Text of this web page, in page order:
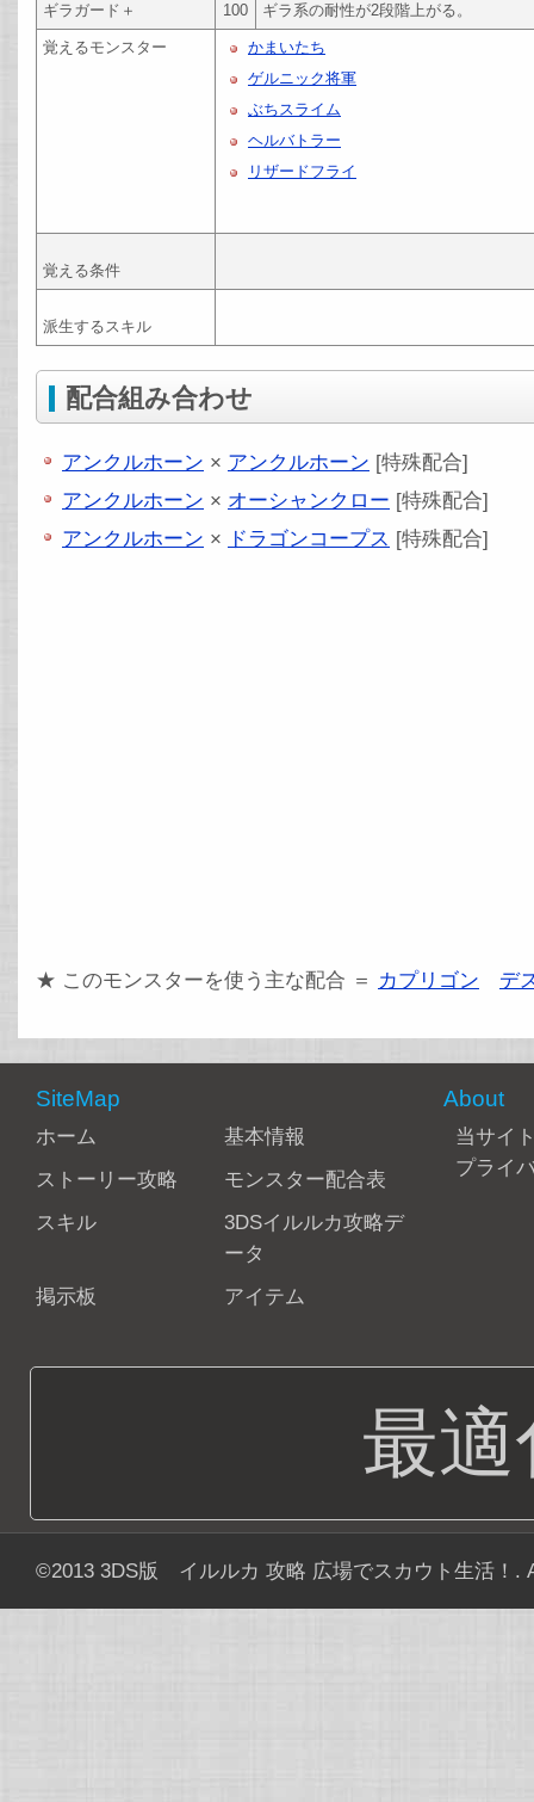
ギラガード＋ 100 ギラ系の耐性が2段階上がる。
覚えるモンスター
かまいたち
ゲルニック将軍
ぶちスライム
ヘルバトラー
リザードフライ
覚える条件
派生するスキル
配合組み合わせ
アンクルホーン × アンクルホーン [特殊配合]
アンクルホーン × オーシャンクロー [特殊配合]
アンクルホーン × ドラゴンコープス [特殊配合]
★ このモンスターを使う主な配合 ＝ カプリゴン デ
SiteMap
ホーム
基本情報
ストーリー攻略
モンスター配合表
スキル
3DSイルルカ攻略デ
ータ
掲示板
アイテム
About
当サイ
プライ
最
©2013 3DS版 イルルカ 攻略 広場でスカウト生活！ .